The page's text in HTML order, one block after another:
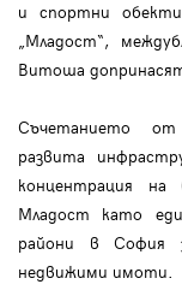
и спортни
„Младост“,
Витоша
Съчетанието от
развита
концентрация на
Младост като
райони в София
недвижими имоти.